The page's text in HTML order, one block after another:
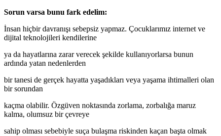
Sorun varsa bunu fark edelim:
İnsan hiçbir davranışı sebepsiz yapmaz. Çocuklarımız internet ve
dijital teknolojileri kendilerine
ya da hayatlarına zarar verecek şekilde kullanıyorlarsa bunun
ardında yatan nedenlerden
bir tanesi de gerçek hayatta yaşadıkları veya yaşama ihtimalleri olan
bir sorundan
kaçma olabilir. Özgüven noktasında zorlama, zorbalığa maruz
kalma, olumsuz bir çevreye
sahip olması sebebiyle suça bulaşma riskinden kaçan başta olmak